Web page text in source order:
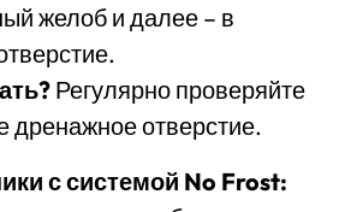
желоб и далее – в
Регулярно проверяйте
дренажное отверстие.
с системой No Frost: